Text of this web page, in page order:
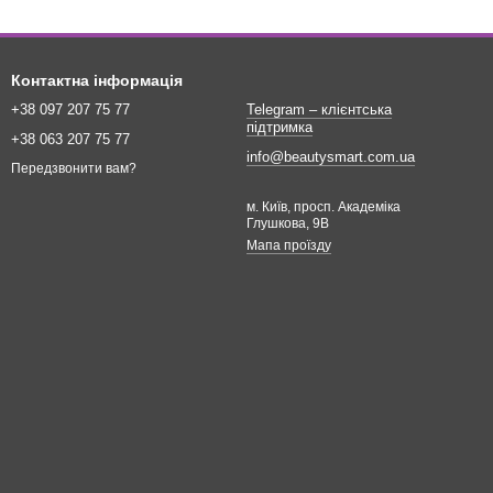
Контактна інформація
+38 097 207 75 77
+38 063 207 75 77
Передзвонити вам?
Telegram – клієнтська
підтримка
info@beautysmart.com.ua
м. Київ, просп. Академіка
Глушкова, 9В
Мапа проїзду